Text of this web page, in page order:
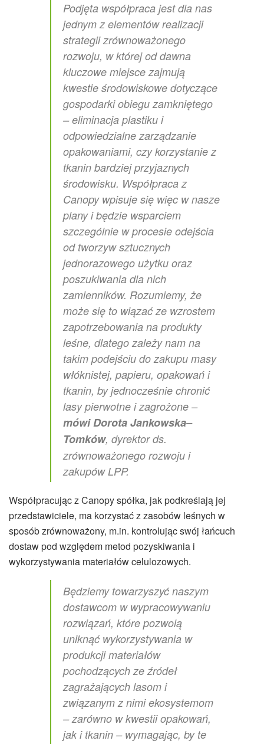
Podjęta współpraca jest dla nas
jednym z elementów realizacji
strategii zrównoważonego
rozwoju, w której od dawna
kluczowe miejsce zajmują
kwestie środowiskowe dotyczące
gospodarki obiegu zamkniętego
– eliminacja plastiku i
odpowiedzialne zarządzanie
opakowaniami, czy korzystanie z
tkanin bardziej przyjaznych
środowisku. Współpraca z
Canopy wpisuje się więc w nasze
plany i będzie wsparciem
szczególnie w procesie odejścia
od tworzyw sztucznych
jednorazowego użytku oraz
poszukiwania dla nich
zamienników. Rozumiemy, że
może się to wiązać ze wzrostem
zapotrzebowania na produkty
leśne, dlatego zależy nam na
takim podejściu do zakupu masy
włóknistej, papieru, opakowań i
tkanin, by jednocześnie chronić
lasy pierwotne i zagrożone –
mówi Dorota Jankowska–
Tomków, dyrektor ds.
zrównoważonego rozwoju i
zakupów LPP.
Współpracując z Canopy spółka, jak podkreślają jej
przedstawiciele, ma korzystać z zasobów leśnych w
sposób zrównoważony, m.in. kontrolując swój łańcuch
dostaw pod względem metod pozyskiwania i
wykorzystywania materiałów celulozowych.
Będziemy towarzyszyć naszym
dostawcom w wypracowywaniu
rozwiązań, które pozwolą
uniknąć wykorzystywania w
produkcji materiałów
pochodzących ze źródeł
zagrażających lasom i
związanym z nimi ekosystemom
– zarówno w kwestii opakowań,
jak i tkanin – wymagając, by te